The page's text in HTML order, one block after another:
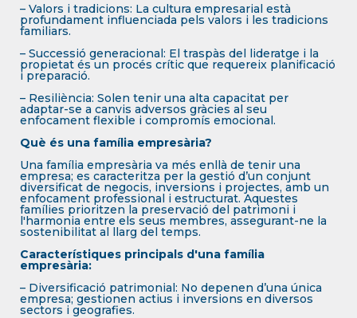
– Valors i tradicions: La cultura empresarial està
profundament influenciada pels valors i les tradicions
familiars.
– Successió generacional: El traspàs del lideratge i la
propietat és un procés crític que requereix planificació
i preparació.
– Resiliència: Solen tenir una alta capacitat per
adaptar-se a canvis adversos gràcies al seu
enfocament flexible i compromís emocional.
Què és una família empresària?
Una família empresària va més enllà de tenir una
empresa; es caracteritza per la gestió d’un conjunt
diversificat de negocis, inversions i projectes, amb un
enfocament professional i estructurat. Aquestes
famílies prioritzen la preservació del patrimoni i
l'harmonia entre els seus membres, assegurant-ne la
sostenibilitat al llarg del temps.
Característiques principals d'una família
empresària:
– Diversificació patrimonial: No depenen d’una única
empresa; gestionen actius i inversions en diversos
sectors i geografies.